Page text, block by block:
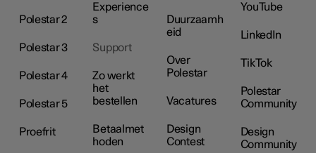
Polestar 2
Polestar 3
Polestar 4
Polestar 5
Proefrit
Experience
s
Support
Zo werkt
het
bestellen
Betaalmet
hoden
Duurzaamh
eid
Over
Polestar
Vacatures
Design
Contest
YouTube
LinkedIn
TikTok
Polestar
Community
Design
Community